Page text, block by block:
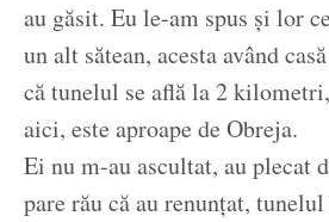
au găsit. Eu le-am spus și lor
un alt sătean, acesta având
că tunelul se află la 2
aici, este aproape de Obreja.
Ei nu m-au ascultat, au plecat
pare rău că au renunțat,